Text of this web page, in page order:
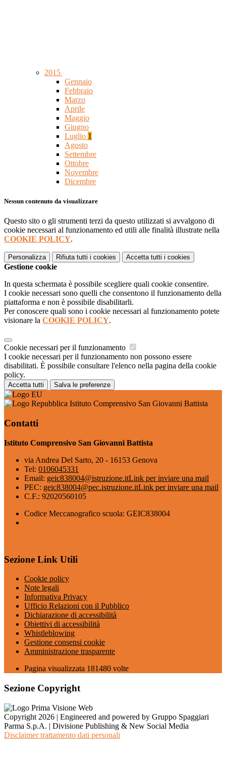
2015
Gennaio
Febbraio
Marzo
Aprile
Maggio
Giugno
Luglio 1
Agosto
Settembre
Ottobre
Novembre
Dicembre
Nessun contenuto da visualizzare
Questo sito o gli strumenti terzi da questo utilizzati si avvalgono di
cookie necessari al funzionamento ed utili alle finalità illustrate nella
COOKIE POLICY.
Personalizza Rifiuta tutti i cookies Accetta tutti i cookies
Gestione cookie
In questa schermata è possibile scegliere quali cookie consentire.
I cookie necessari sono quelli che consentono il funzionamento della
piattaforma e non è possibile disabilitarli.
Per conoscere quali sono i cookie necessari al funzionamento potete
visionare la COOKIE POLICY.
Cookie necessari per il funzionamento
I cookie necessari per il funzionamento non possono essere
disabilitati. È possibile consultare l'elenco nella pagina della cookie
policy.
Accetta tutti Salva le preferenze
Istituto Comprensivo San Giovanni Battista
Contatti
Istituto Comprensivo San Giovanni Battista
via Andrea Del Sarto, 20 - 16153 Genova
Tel: 0106045331
Email: geic838004@istruzione.itLink per inviare una mail
PEC: geic838004@pec.istruzione.itLink per inviare una mail
C.F.: 92020560105
Codice Meccanografico scuola: GEIC838004
Sezione Link Utili
Cookie policy
Note legali
Informativa Privacy
Ufficio Relazioni con il Pubblico
Dichiarazione di accessibilità
Obiettivi di accessibilità
Whistleblowing
Gestione consensi cookie
Amministrazione trasparente
Pagina visualizzata 181480 volte
Sezione Copyright
Copyright 2026 | Engineered and powered by Gruppo Spaggiari
Parma S.p.A. | Divisione Publishing & New Social Media
Disclaimer trattamento dati personali